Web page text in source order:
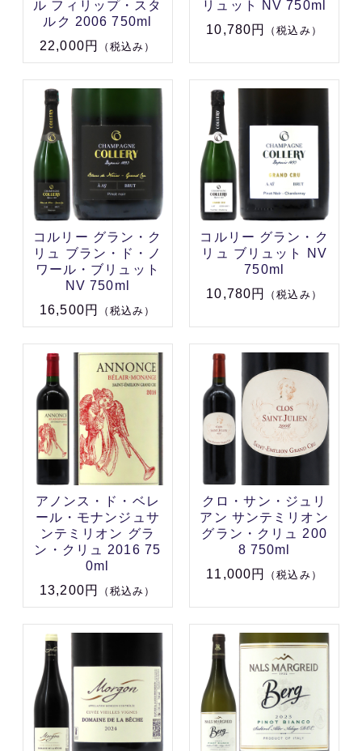
ル フィリップ・スタ
ルク 2006 750ml
22,000円
（税込み）
リュット NV 750ml
10,780円
（税込み）
コルリー グラン・ク
リュ ブラン・ド・ノ
ワール・ブリュット
NV 750ml
16,500円
（税込み）
コルリー グラン・ク
リュ ブリュット NV
750ml
10,780円
（税込み）
アノンス・ド・ベレ
ール・モナンジュサ
ンテミリオン グラ
ン・クリュ 2016 75
0ml
13,200円
（税込み）
クロ・サン・ジュリ
アン サンテミリオン
グラン・クリュ 200
8 750ml
11,000円
（税込み）